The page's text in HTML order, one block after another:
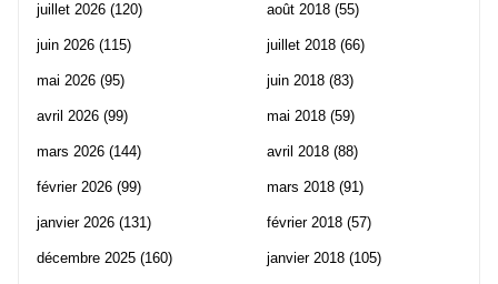
juillet 2026 (120)
juin 2026 (115)
mai 2026 (95)
avril 2026 (99)
mars 2026 (144)
février 2026 (99)
janvier 2026 (131)
décembre 2025 (160)
août 2018 (55)
juillet 2018 (66)
juin 2018 (83)
mai 2018 (59)
avril 2018 (88)
mars 2018 (91)
février 2018 (57)
janvier 2018 (105)